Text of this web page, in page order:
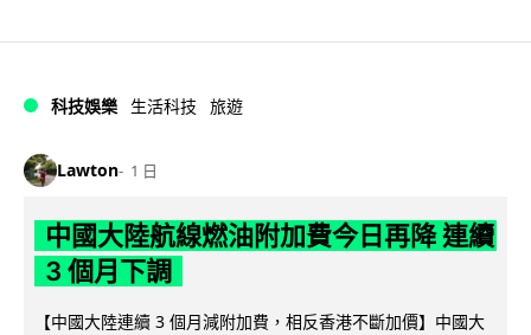
科技娛樂 生活科技 旅遊
Lawton 1 日
中國大陸航線燃油附加費今日再降 連續
3 個月下調
【中國大陸連續 3 個月減附加費，相反香港不斷加價】中國大